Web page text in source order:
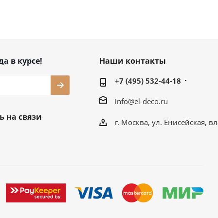
в курсе!
на связи
Наши контакты
+7 (495) 532-44-18
info@el-deco.ru
г. Москва, ул. Енисейская,